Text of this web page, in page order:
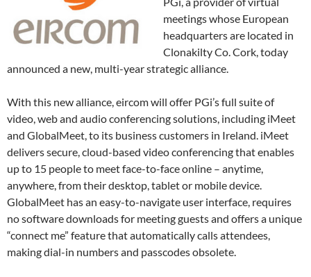
meetings whose European
headquarters are located in
Clonakilty Co. Cork, today
announced a new, multi-year strategic alliance.
With this new alliance, eircom will offer PGi’s full suite of
video, web and audio conferencing solutions, including iMeet
and GlobalMeet, to its business customers in Ireland. iMeet
delivers secure, cloud-based video conferencing that enables
up to 15 people to meet face-to-face online – anytime,
anywhere, from their desktop, tablet or mobile device.
GlobalMeet has an easy-to-navigate user interface, requires
no software downloads for meeting guests and offers a unique
“connect me” feature that automatically calls attendees,
making dial-in numbers and passcodes obsolete.